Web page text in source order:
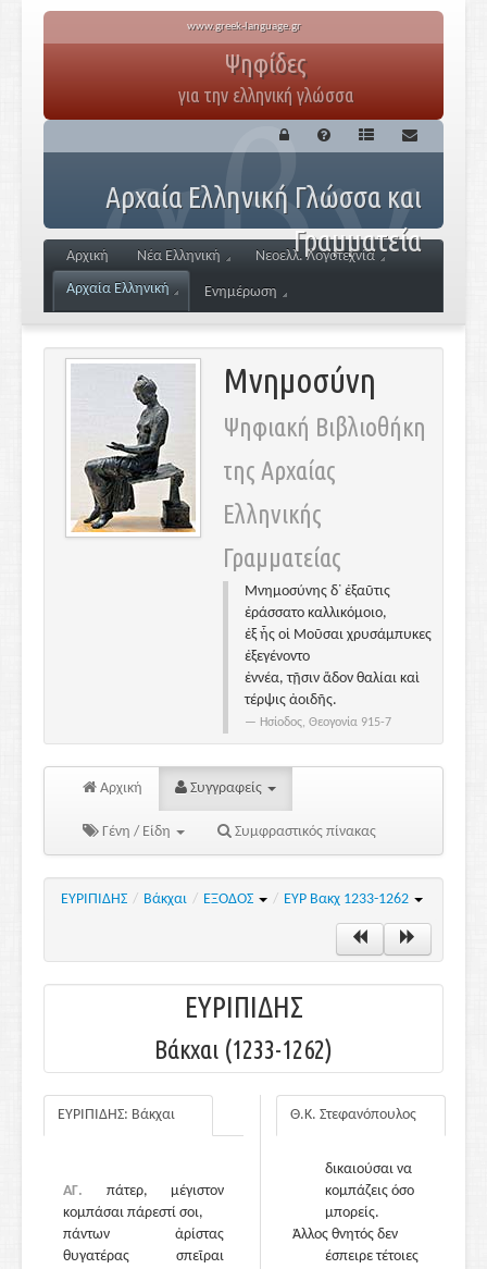
www.greek-language.gr
Ψηφίδες
για την ελληνική γλώσσα
Αρχαία Ελληνική Γλώσσα και
Γραμματεία
Αρχική Νέα Ελληνική
Νεοελλ. Λογοτεχνία
Αρχαία Ελληνική
Ενημέρωση
Μνημοσύνη
Ψηφιακή Βιβλιοθήκη
της Αρχαίας
Ελληνικής
Γραμματείας
Μνημοσύνης δ᾽ ἐξαῦτις
ἐράσσατο καλλικόμοιο,
ἐξ ἧς οἱ Μοῦσαι χρυσάμπυκες
ἐξεγένοντο
ἐννέα, τῇσιν ἅδον θαλίαι καὶ
τέρψις ἀοιδῆς.
Ησίοδος, Θεογονία 915-7
Αρχική Συγγραφείς
Γένη / Είδη Συμφραστικός πίνακας
ΕΥΡΙΠΙΔΗΣ / Βάκχαι / ΕΞΟΔΟΣ / ΕΥΡ Βακχ 1233-1262
ΕΥΡΙΠΙΔΗΣ
Βάκχαι (1233-1262)
ΕΥΡΙΠΙΔΗΣ: Βάκχαι
ΑΓ. πάτερ, μέγιστον
κομπάσαι πάρεστί σοι,
πάντων ἀρίστας
θυγατέρας σπεῖραι
Θ.Κ. Στεφανόπουλος
δικαιούσαι να
κομπάζεις όσο
μπορείς.
Άλλος θνητός δεν
έσπειρε τέτοιες